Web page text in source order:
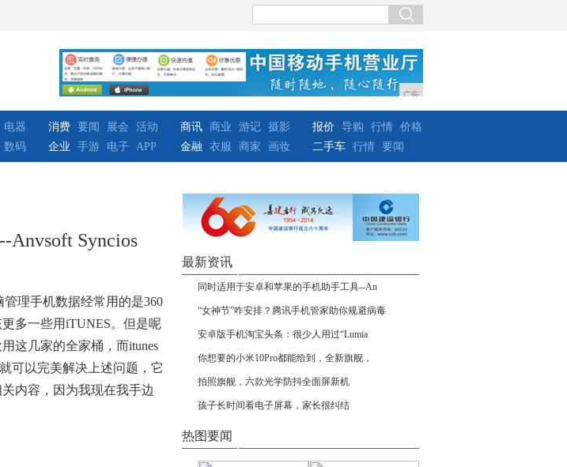
广告
电器
数码
消费 要闻 展会
活动
企业
手游 电子 APP
商讯 商业 游记 摄影
金融
衣服 商家 画妆
报价 导购 行情 价格
二手车 行情 要闻
Syncios
理手机数据经常用的是360
多一些用iTUNES。但是呢
这几家的全家桶，而itunes
就可以完美解决上述问题，它
内容，因为我现在我手边
最新资讯
同时适用于安卓和苹果的手机助手工具--An
“女神节”咋安排？腾讯手机管家助你规避病毒
安卓版手机淘宝头条：很少人用过“Lumia
你想要的小米10Pro都能给到，全新旗舰，
拍照旗舰，六款光学防抖全面屏新机
孩子长时间看电子屏幕，家长很纠结
热图要闻